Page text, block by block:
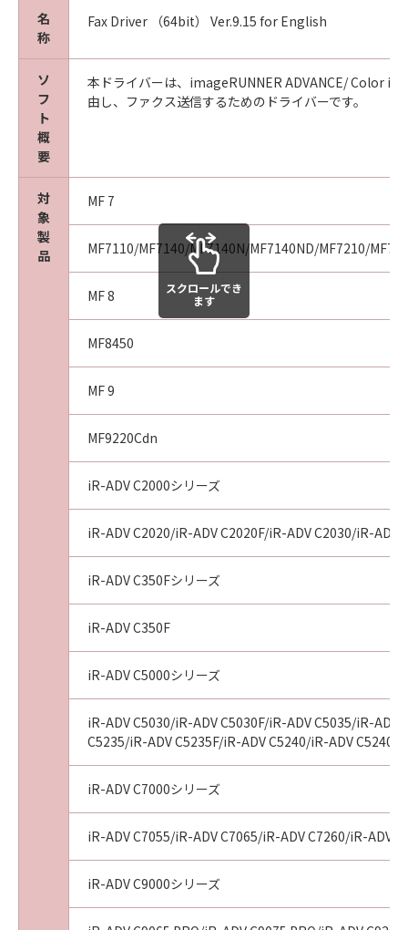
Sections 4, and 7 through 11 shall survive any
termination of this Agreement.
9. U.S. GOVERNMENT RESTRICTED RIGHTS
NOTICE
A "US Government End User" shall mean any
agency or entity of the government of the
United States. If you are a US Government
End User, the following shall apply: The
SOFTWARE is a "commercial item," as that
term is defined at 48 C.F.R. 2.101 (October
1995), consisting of "commercial computer
software" and "commercial computer
software documentation," as such terms are
used in 48 C.F.R. 12.212 (September 1995).
Consistent with 48 C.F.R. 12.212 and 48 C.F.R.
227.7202-1 through 227.7202-4 (June 1995),
all U.S. Government End Users shall acquire
the SOFTWARE with only those rights set
Inc./30-2, Shimomaruko 3-chome, Ohta-ku,
Tokyo 146-8501, Japan.
In the event that any section hereof is
declared or found to be illegal by any court or
tribunal of competent jurisdiction, such
section shall be null and void with respect to
the jurisdiction of that court or tribunal and
all the remaining provisions hereof shall
remain in full force and effect.
11. ACKNOWLEDGEMENT
BY CLICKING THE BUTTON INDICATING
INSTALLING THE SOFTWARE, YOU
ACKNOWLEDGE THAT YOU HAVE READ THIS
AGREEMENT, UNDERSTOOD IT, AND AGREE
TO BE BOUND BY ITS TERMS AND
CONDITIONS. YOU ALSO AGREE THAT THIS
EXCLUSIVE STATEMENT OF AGREEMENT
BETWEEN YOU AND CANON CONCERNING
THE SUBJECT MATTER HEREOF AND
SUPERSEDES ALL PROPOSALS OR PRIOR
名
称
Fax Driver （64bit） Ver.9.15 for English
ソ
フ
ト
概
要
本ドライバーは、imageRUNNER ADVANCE/ Color
由し、ファクス送信するためのドライバーです。
対
象
製
品
MF 7
MF7110/MF7140/MF7140N/MF7140ND/MF7210/
MF 8
MF8450
MF 9
MF9220Cdn
iR-ADV C2000シリーズ
iR-ADV C2020/iR-ADV C2020F/iR-ADV C2030/iR-
iR-ADV C350Fシリーズ
iR-ADV C350F
iR-ADV C5000シリーズ
iR-ADV C5030/iR-ADV C5030F/iR-ADV C5035/iR-
C5235/iR-ADV C5235F/iR-ADV C5240/iR-ADV
iR-ADV C7000シリーズ
iR-ADV C7055/iR-ADV C7065/iR-ADV C7260/iR-ADV
iR-ADV C9000シリーズ
スクロールでき
ます